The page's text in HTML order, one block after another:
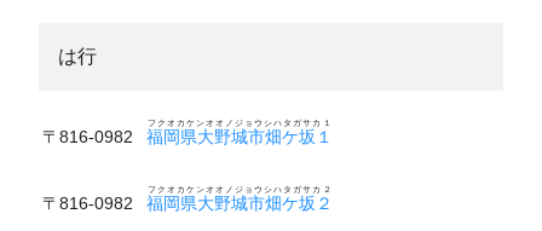
は行
〒816-0982 福岡県大野城市畑ケ坂１
フクオカケンオオノジョウシハタガサカ１
〒816-0982 福岡県大野城市畑ケ坂２
フクオカケンオオノジョウシハタガサカ２